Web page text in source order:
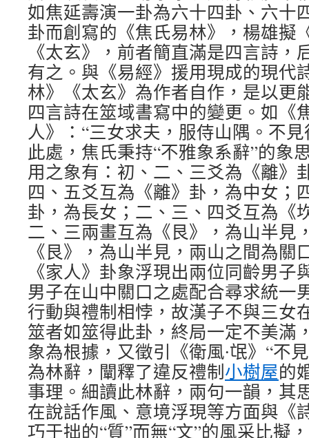
如焦延壽演一卦為六十四卦、六十
卦而創寫的《焦氏易林》，楊雄擬
《太玄》，前者簡直滿是四言詩，
有之。與《易經》援用現成的現代
林》《太玄》為作者自作，是以更
四言詩在筮域書寫中的變更。如《
人》：“三女求夫，服侍山隅。不
此處，焦氏秉持“不雅象系辭”的象
用之象有：初、二、三爻為《離》
四、五爻互為《離》卦，為中女；
卦，為長女；二、三、四爻互為《
二、三兩畫互為《艮》，為山半見
《艮》，為山半見，兩山之間為關
《家人》卦象浮現出兩位同齡男子
男子在山中關口之處配合尋求統一
行動與禮制相悖，故漢子不與三女
筮者如筮得此卦，終局一定不美滿
象為根據，又徵引《衛風∙氓》“不
為林辭，闡釋了違反禮制小樹屋的
事理。細讀此林辭，兩句一韻，其
在說話作風、意境浮現等方面與《
巧于拙的“質”而無“文”的風采比擬